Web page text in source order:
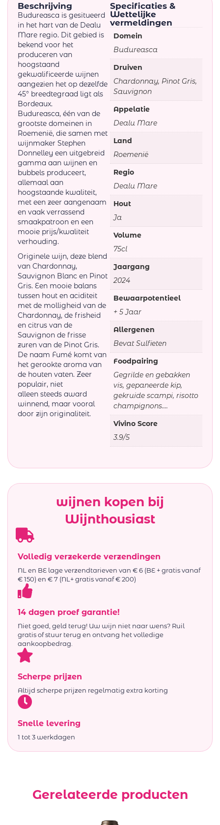
Beschrijving
Budureasca is gesitueerd
in het hart van de Dealu
Mare regio. Dit gebied is
bekend voor het
produceren van
hoogstaand
gekwalificeerde wijnen
aangezien het op dezelfde
45° breedtegraad ligt als
Bordeaux.
Budureasca, één van de
grootste domeinen in
Roemenië, die samen met
wijnmaker Stephen
Donnelley een uitgebreid
gamma aan wijnen en
bubbels produceert,
allemaal aan
hoogstaande kwaliteit,
met een zeer aangenaam
en vaak verrassend
smaakpatroon en een
mooie prijs/kwaliteit
verhouding.
Originele wijn, deze blend
van Chardonnay,
Sauvignon Blanc en Pinot
Gris. Een mooie balans
tussen hout en aciditeit
met de molligheid van de
Chardonnay, de frisheid
en citrus van de
Sauvignon de frisse
zuren van de Pinot Gris.
De naam Fumé komt van
het gerookte aroma van
de houten vaten. Zeer
populair, niet
alleen steeds award
winnend, maar vooral
door zijn originaliteit.
Specificaties &
Wettelijke
vermeldingen
Domein
Budureasca
Druiven
Chardonnay, Pinot Gris,
Sauvignon
Appelatie
Dealu Mare
Land
Roemenië
Regio
Dealu Mare
Hout
Ja
Volume
75cl
Jaargang
2024
Bewaarpotentieel
+ 5 Jaar
Allergenen
Bevat Sulfieten
Foodpairing
Gegrilde en gebakken
vis, gepaneerde kip,
gekruide scampi, risotto
champignons....
Vivino Score
3.9/5
wijnen kopen bij
Wijnthousiast
Volledig verzekerde verzendingen
NL en BE lage verzendtarieven van € 6 (BE + gratis vanaf
€ 150) en € 7 (NL+ gratis vanaf € 200)
14 dagen proef garantie!
Niet goed, geld terug! Uw wijn niet naar wens? Ruil
gratis of stuur terug en ontvang het volledige
aankoopbedrag.
Scherpe prijzen
Altijd scherpe prijzen regelmatig extra korting
Snelle levering
1 tot 3 werkdagen
Gerelateerde producten